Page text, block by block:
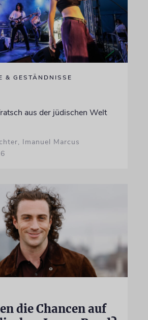
& GESTÄNDNISSE
aus der jüdischen Welt
Imanuel Marcus
die Chancen auf